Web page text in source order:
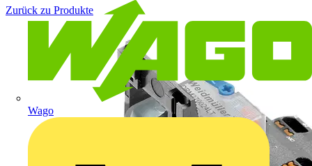
Wago
Zurück zu Produkte